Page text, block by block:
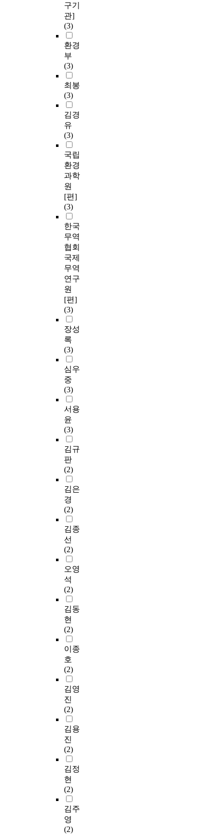
구기
관]
(3)
환경
부
(3)
최봉
(3)
김경
유
(3)
국립
환경
과학
원
[편]
(3)
한국
무역
협회
국제
무역
연구
원
[편]
(3)
장성
록
(3)
심우
중
(3)
서용
윤
(3)
김규
판
(2)
김은
경
(2)
김종
선
(2)
오영
석
(2)
김동
현
(2)
이종
호
(2)
김영
진
(2)
김용
진
(2)
김정
현
(2)
김주
영
(2)